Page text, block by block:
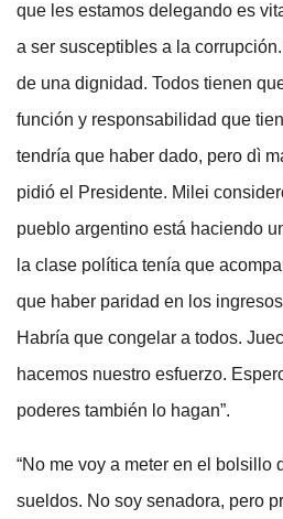
que les estamos delegando es
a ser susceptibles a la
de una dignidad. Todos tienen
función y responsabilidad que
tendría que haber dado, pero dì
pidió el Presidente. Milei
pueblo argentino está haciendo
la clase política tenía que
que haber paridad en los
Habría que congelar a todos.
hacemos nuestro esfuerzo.
poderes también lo hagan”.
“No me voy a meter en el bolsillo
sueldos. No soy senadora, pero